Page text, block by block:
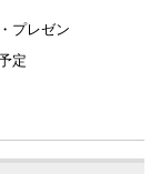
プレゼン
定